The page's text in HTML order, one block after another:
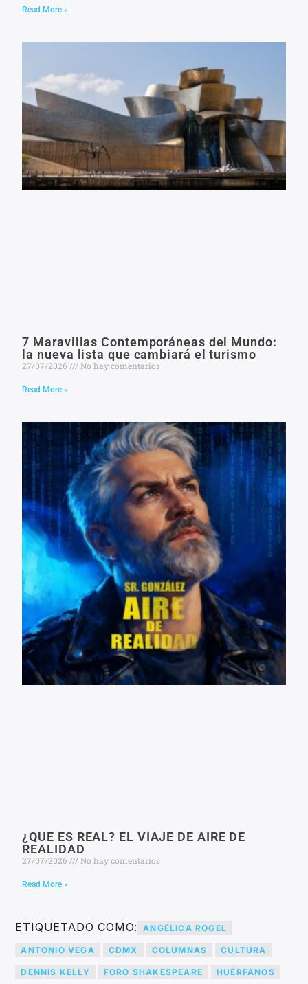
Read More »
7 Maravillas Contemporáneas del Mundo:
la nueva lista que cambiará el turismo
27/07/2026 No hay comentarios
Read More »
¿QUE ES REAL? EL VIAJE DE AIRE DE
REALIDAD
27/07/2026 No hay comentarios
Read More »
ETIQUETADO COMO: ANGÉLICA ROGEL
ANTONIO VEGA CDMX COLUMNAS CULTURA
DENNIS KELLY FORO SHAKESPEARE HUÉRFANOS